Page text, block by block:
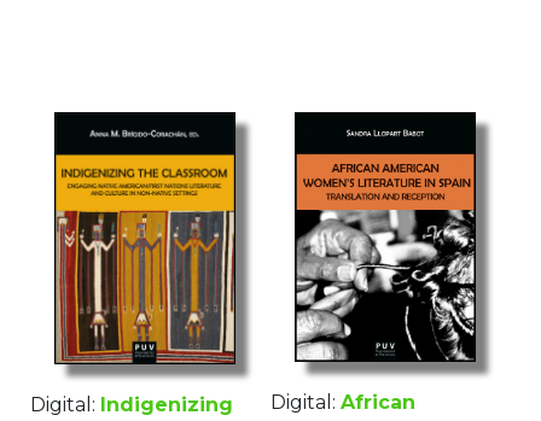
Digital: Indigenizing
Digital: African